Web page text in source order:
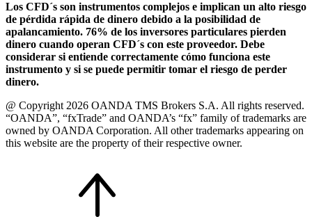
Los CFD´s son instrumentos complejos e implican un alto riesgo
de pérdida rápida de dinero debido a la posibilidad de
apalancamiento. 76% de los inversores particulares pierden
dinero cuando operan CFD´s con este proveedor. Debe
considerar si entiende correctamente cómo funciona este
instrumento y si se puede permitir tomar el riesgo de perder
dinero.
@ Copyright 2026 OANDA TMS Brokers S.A. All rights reserved.
“OANDA”, “fxTrade” and OANDA’s “fx” family of trademarks are
owned by OANDA Corporation. All other trademarks appearing on
this website are the property of their respective owner.